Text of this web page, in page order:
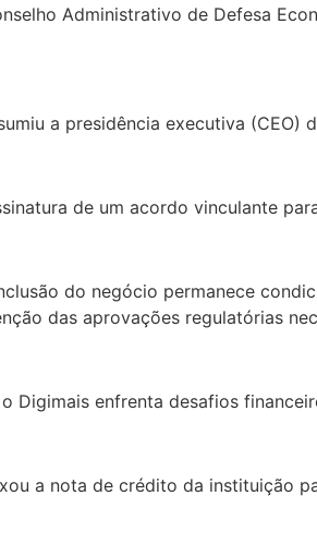
Administrativo de Defesa
a presidência executiva (CEO)
de um acordo vinculante
do negócio permanece
das aprovações regulatórias
Digimais enfrenta desafios
a nota de crédito da instituição